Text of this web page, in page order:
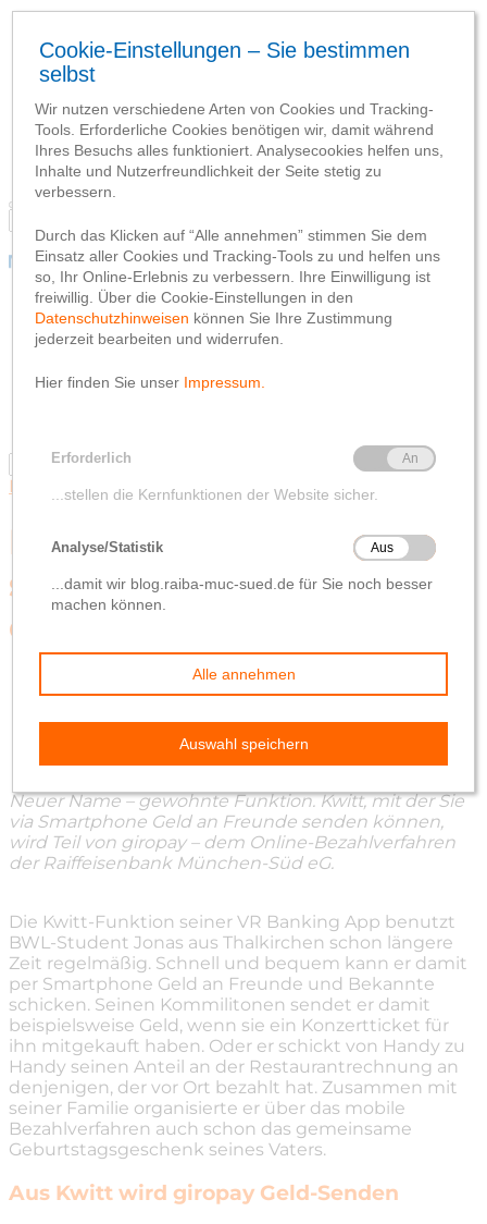
Mitgliedschaft
Immobilien
Finanzierung
Versicherung
Konto und Karten
Nähkästchen
Mitgliedschaft
Immobilien
Finanzierung
Versicherung
Konto und Karten
Freunden einfach Geld
senden – Und das sogar
ohne IBAN
18. Mai 2022
Neuer Name – gewohnte Funktion. Kwitt, mit der Sie
via Smartphone Geld an Freunde senden können,
wird Teil von giropay – dem Online-Bezahlverfahren
der Raiffeisenbank München-Süd eG.
Die Kwitt-Funktion seiner VR Banking App benutzt
BWL-Student Jonas aus Thalkirchen schon längere
Zeit regelmäßig. Schnell und bequem kann er damit
per Smartphone Geld an Freunde und Bekannte
schicken. Seinen Kommilitonen sendet er damit
beispielsweise Geld, wenn sie ein Konzertticket für
ihn mitgekauft haben. Oder er schickt von Handy zu
Handy seinen Anteil an der Restaurantrechnung an
denjenigen, der vor Ort bezahlt hat. Zusammen mit
seiner Familie organisierte er über das mobile
Bezahlverfahren auch schon das gemeinsame
Geburtstagsgeschenk seines Vaters.
Aus Kwitt wird giropay Geld-Senden